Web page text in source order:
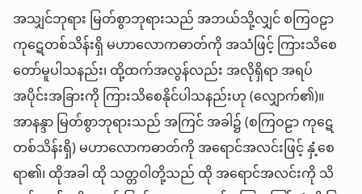
အသျှင်ဘုရား မြတ်စွာဘုရားသည် အဘယ်သို့လျှင် စကြဝဠာ
ကုဋေတစ်သိန်းရှိ မဟာလောကဓာတ်ကို အသံဖြင့် ကြားသိစေ
တော်မူပါသနည်း၊ ထို့ထက်အလွန်လည်း အလိုရှိရာ အရပ်
အပိုင်းအခြားကို ကြားသိစေနိုင်ပါသနည်းဟု (လျှောက်၏)။
အာနန္ဒာ မြတ်စွာဘုရားသည် အကြင် အခါ၌ (စကြဝဠာ ကုဋေ
တစ်သိန်းရှိ) မဟာလောကဓာတ်ကို အရောင်အလင်းဖြင့် နှံ့စေ
ရာ၏၊ ထိုအခါ ထို သတ္တဝါတို့သည် ထို အရောင်အလင်းကို သိ